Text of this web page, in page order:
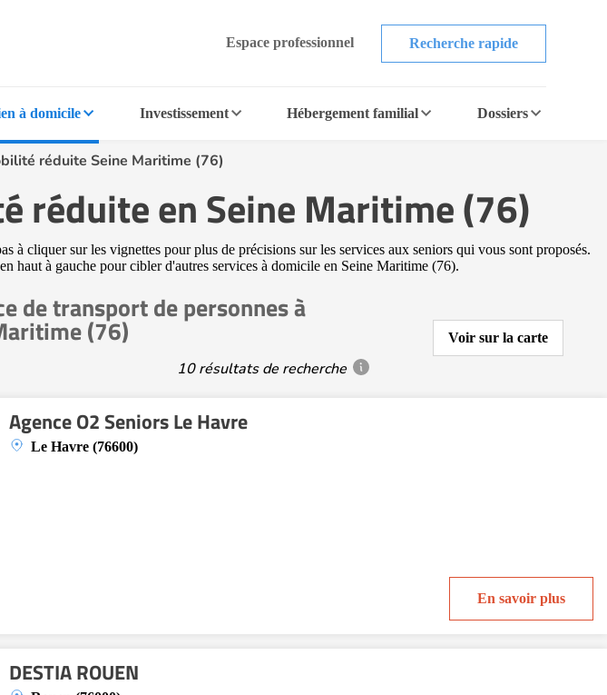
Espace professionnel Recherche rapide
à domicile Investissement Hébergement familial Dossiers
réduite Seine Maritime (76)
réduite en Seine Maritime (76)
cliquer sur les vignettes pour plus de précisions sur les services aux seniors qui vous sont proposés.
haut à gauche pour cibler d'autres services à domicile en Seine Maritime (76).
de transport de personnes à
(76)
10 résultats de recherche
Voir sur la carte
Agence O2 Seniors Le Havre
Le Havre (76600)
En savoir plus
DESTIA ROUEN